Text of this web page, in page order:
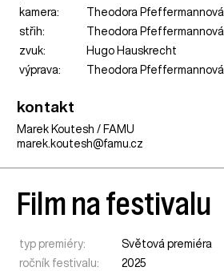
kamera:
Theodora Pfeffermannová
střih:
Theodora Pfeffermannová
zvuk:
Hugo Hauskrecht
výprava:
Theodora Pfeffermannová
kontakt
Marek Koutesh / FAMU
marek.koutesh@famu.cz
Film na festivalu
typ premiéry:
Světová premiéra
ročník festivalu:
2025